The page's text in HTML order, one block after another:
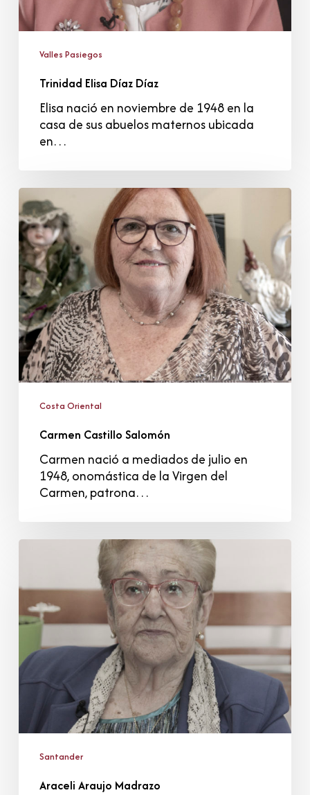
Valles Pasiegos
Trinidad Elisa Díaz Díaz
Elisa nació en noviembre de 1948 en la
casa de sus abuelos maternos ubicada
en…
Carmen
Castillo
Salomón
Costa Oriental
Carmen Castillo Salomón
Carmen nació a mediados de julio en
1948, onomástica de la Virgen del
Carmen, patrona…
Araceli
Santander
Araceli Araujo Madrazo